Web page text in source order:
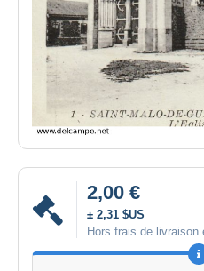
2,00 €
± 2,31 $US
Hors frais de livraison